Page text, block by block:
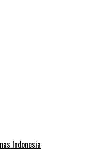
Indonesia